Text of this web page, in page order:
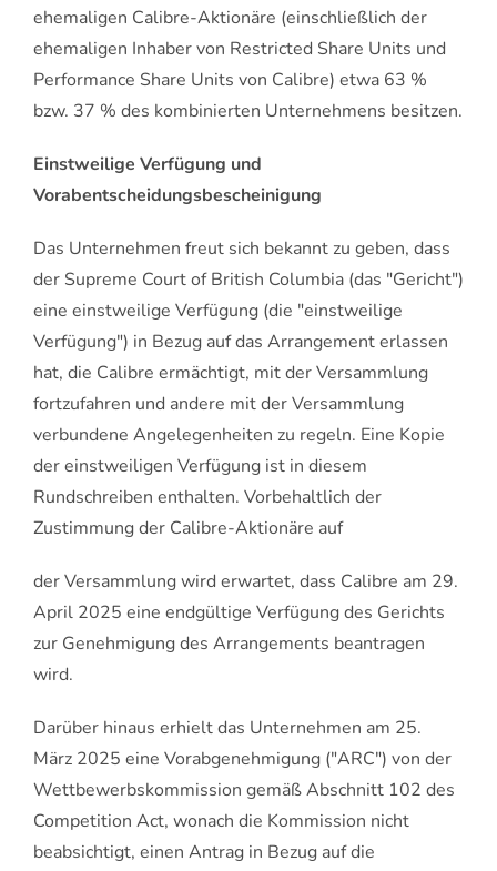
ehemaligen Calibre-Aktionäre (einschließlich der
ehemaligen Inhaber von Restricted Share Units und
Performance Share Units von Calibre) etwa 63 %
bzw. 37 % des kombinierten Unternehmens besitzen.
Einstweilige Verfügung und
Vorabentscheidungsbescheinigung
Das Unternehmen freut sich bekannt zu geben, dass
der Supreme Court of British Columbia (das "Gericht")
eine einstweilige Verfügung (die "einstweilige
Verfügung") in Bezug auf das Arrangement erlassen
hat, die Calibre ermächtigt, mit der Versammlung
fortzufahren und andere mit der Versammlung
verbundene Angelegenheiten zu regeln. Eine Kopie
der einstweiligen Verfügung ist in diesem
Rundschreiben enthalten. Vorbehaltlich der
Zustimmung der Calibre-Aktionäre auf
der Versammlung wird erwartet, dass Calibre am 29.
April 2025 eine endgültige Verfügung des Gerichts
zur Genehmigung des Arrangements beantragen
wird.
Darüber hinaus erhielt das Unternehmen am 25.
März 2025 eine Vorabgenehmigung ("ARC") von der
Wettbewerbskommission gemäß Abschnitt 102 des
Competition Act, wonach die Kommission nicht
beabsichtigt, einen Antrag in Bezug auf die